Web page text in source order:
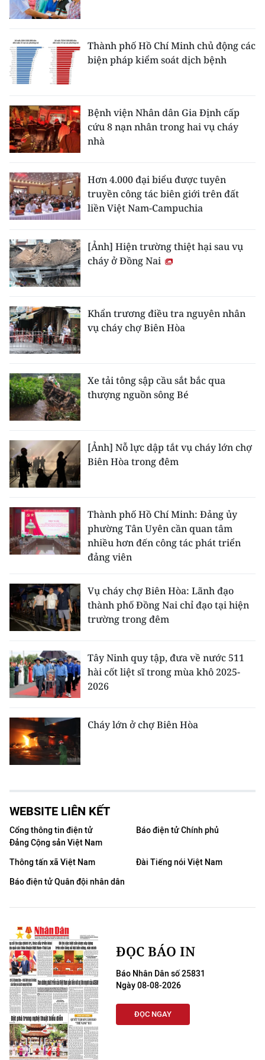
Thành phố Hồ Chí Minh chủ động các
biện pháp kiểm soát dịch bệnh
Bệnh viện Nhân dân Gia Định cấp
cứu 8 nạn nhân trong hai vụ cháy
nhà
Hơn 4.000 đại biểu được tuyên
truyền công tác biên giới trên đất
liền Việt Nam-Campuchia
[Ảnh] Hiện trường thiệt hại sau vụ
cháy ở Đồng Nai
Khẩn trương điều tra nguyên nhân
vụ cháy chợ Biên Hòa
Xe tải tông sập cầu sắt bắc qua
thượng nguồn sông Bé
[Ảnh] Nỗ lực dập tắt vụ cháy lớn chợ
Biên Hòa trong đêm
Thành phố Hồ Chí Minh: Đảng ủy
phường Tân Uyên cần quan tâm
nhiều hơn đến công tác phát triển
đảng viên
Vụ cháy chợ Biên Hòa: Lãnh đạo
thành phố Đồng Nai chỉ đạo tại hiện
trường trong đêm
Tây Ninh quy tập, đưa về nước 511
hài cốt liệt sĩ trong mùa khô 2025-
2026
Cháy lớn ở chợ Biên Hòa
WEBSITE LIÊN KẾT
Cổng thông tin điện tử
Đảng Cộng sản Việt Nam
Báo điện tử Chính phủ
Thông tấn xã Việt Nam
Đài Tiếng nói Việt Nam
Báo điện tử Quân đội nhân dân
ĐỌC BÁO IN
Báo Nhân Dân số 25831
Ngày 08-08-2026
ĐỌC NGAY